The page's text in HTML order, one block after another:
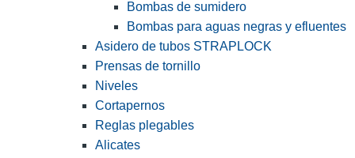
Bombas de sumidero
Bombas para aguas negras y efluentes
Asidero de tubos STRAPLOCK
Prensas de tornillo
Niveles
Cortapernos
Reglas plegables
Alicates